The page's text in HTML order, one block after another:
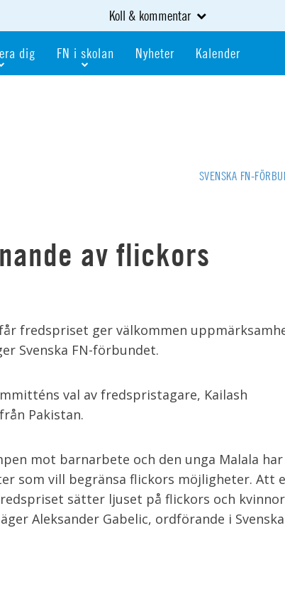
Koll & kommentar
dig FN i skolan Nyheter Kalender
SVENSKA FN-
av flickors
fredspriset ger välkommen
Svenska FN-förbundet.
val av fredspristagare, Kailash
Pakistan.
mot barnarbete och den unga Malala har
som vill begränsa flickors möjligheter. Att
sätter ljuset på flickors och
Aleksander Gabelic, ordförande i Svenska